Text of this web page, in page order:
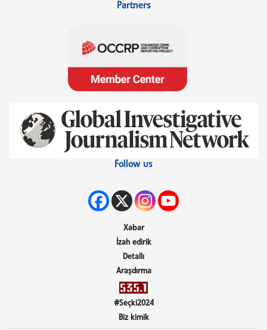
Partners
Follow us
Xəbər
İzah edirik
Detallı
Araşdırma
#Seçki2024
Biz kimik